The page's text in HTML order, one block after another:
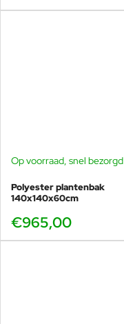
Op voorraad, snel bezorgd
Polyester plantenbak
140x140x60cm
€965,00